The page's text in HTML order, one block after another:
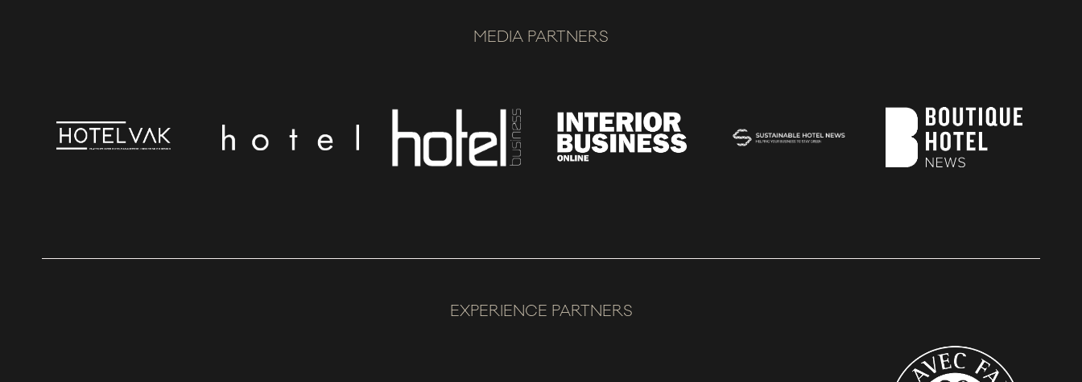
MEDIA PARTNERS
EXPERIENCE PARTNERS